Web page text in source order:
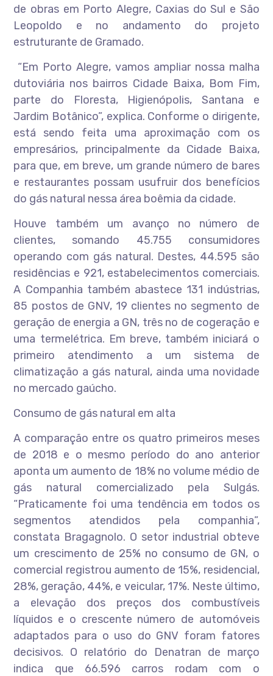
de obras em Porto Alegre, Caxias do Sul e São
Leopoldo e no andamento do projeto
estruturante de Gramado.
“Em Porto Alegre, vamos ampliar nossa malha
dutoviária nos bairros Cidade Baixa, Bom Fim,
parte do Floresta, Higienópolis, Santana e
Jardim Botânico”, explica. Conforme o dirigente,
está sendo feita uma aproximação com os
empresários, principalmente da Cidade Baixa,
para que, em breve, um grande número de bares
e restaurantes possam usufruir dos benefícios
do gás natural nessa área boêmia da cidade.
Houve também um avanço no número de
clientes, somando 45.755 consumidores
operando com gás natural. Destes, 44.595 são
residências e 921, estabelecimentos comerciais.
A Companhia também abastece 131 indústrias,
85 postos de GNV, 19 clientes no segmento de
geração de energia a GN, três no de cogeração e
uma termelétrica. Em breve, também iniciará o
primeiro atendimento a um sistema de
climatização a gás natural, ainda uma novidade
no mercado gaúcho.
Consumo de gás natural em alta
A comparação entre os quatro primeiros meses
de 2018 e o mesmo período do ano anterior
aponta um aumento de 18% no volume médio de
gás natural comercializado pela Sulgás.
“Praticamente foi uma tendência em todos os
segmentos atendidos pela companhia”,
constata Bragagnolo. O setor industrial obteve
um crescimento de 25% no consumo de GN, o
comercial registrou aumento de 15%, residencial,
28%, geração, 44%, e veicular, 17%. Neste último,
a elevação dos preços dos combustíveis
líquidos e o crescente número de automóveis
adaptados para o uso do GNV foram fatores
decisivos. O relatório do Denatran de março
indica que 66.596 carros rodam com o